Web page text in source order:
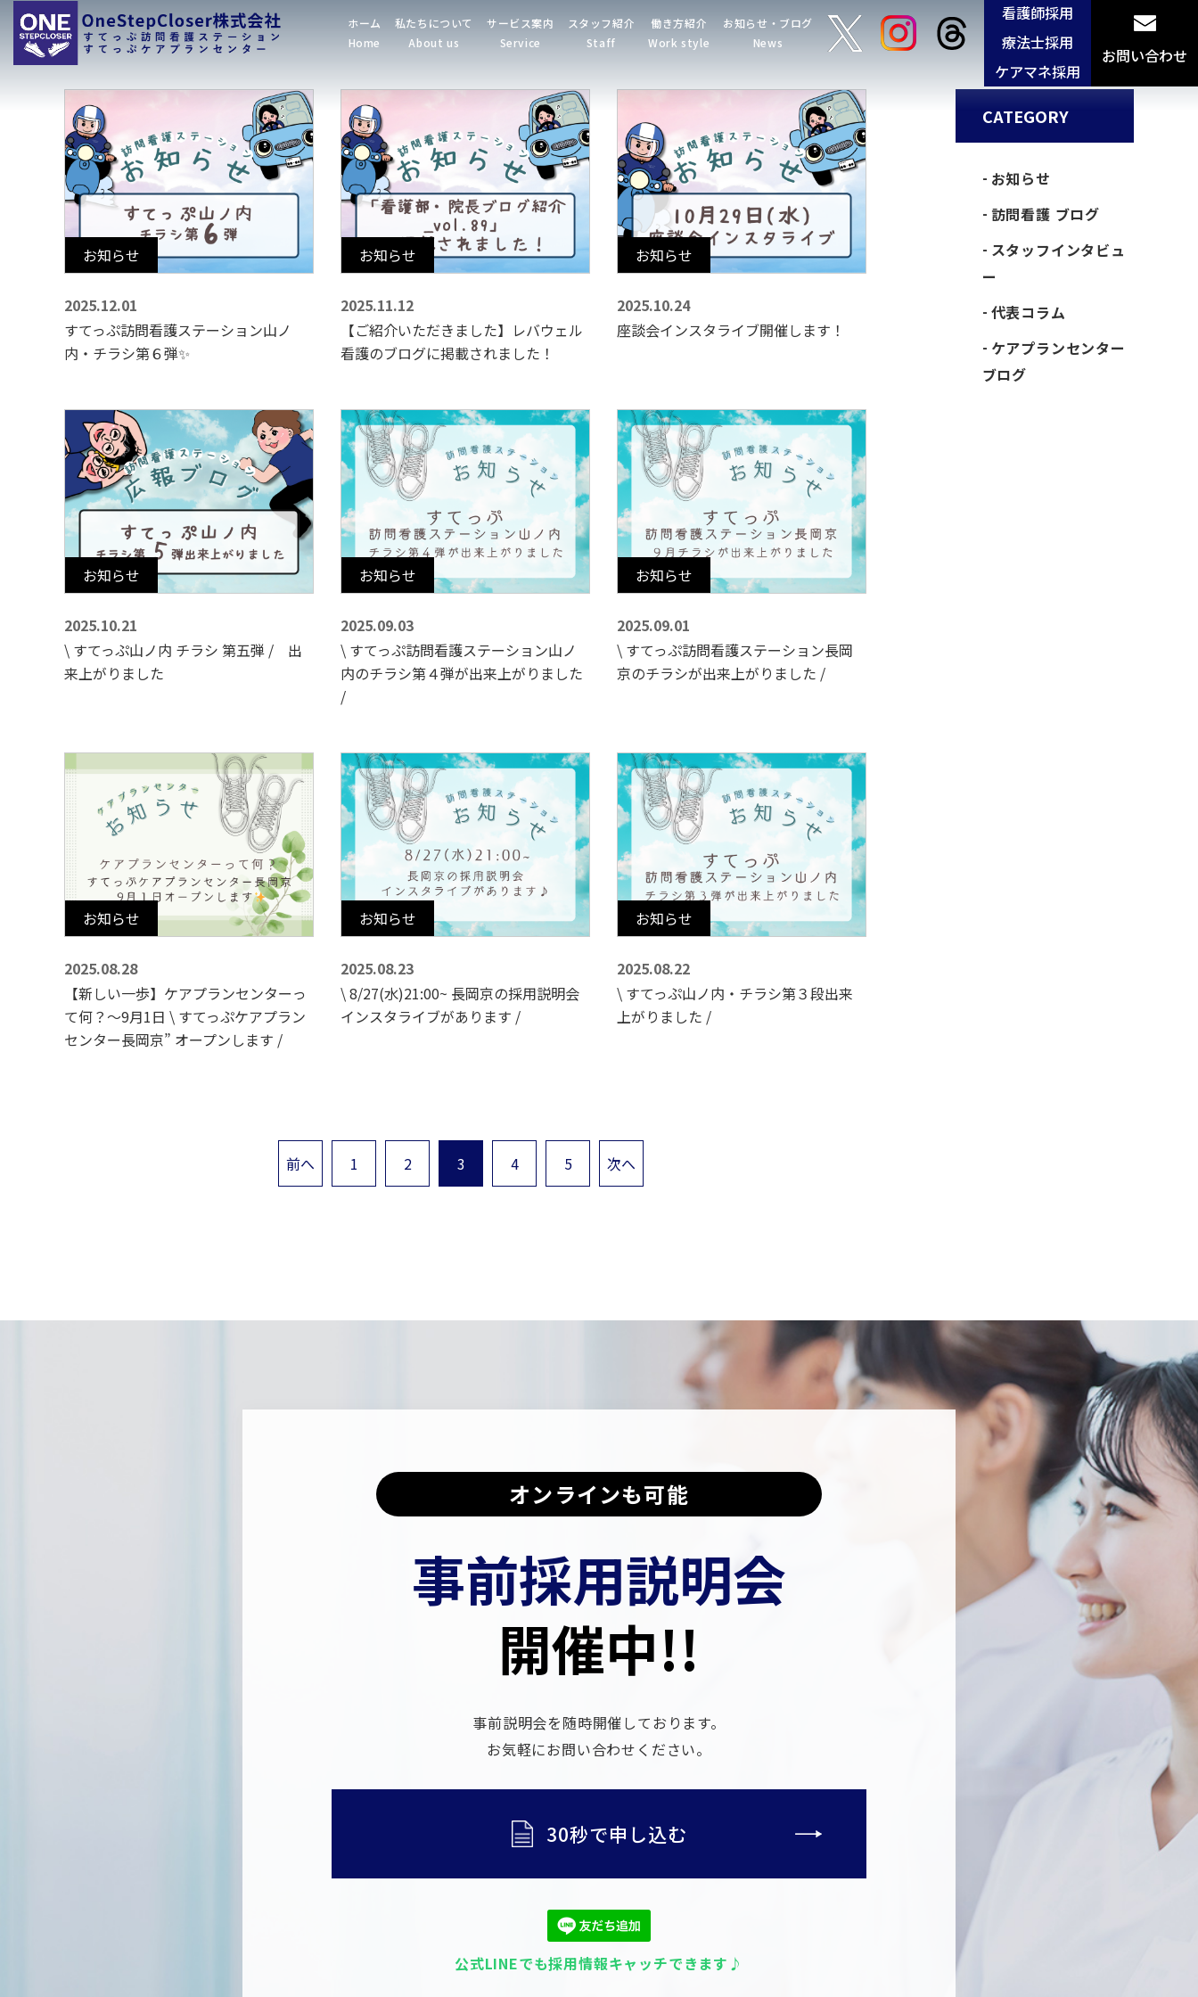
ホーム
Home
私たちについて
About us
サービス案内
Service
スタッフ紹介
Staff
働き方紹介
Work style
お知らせ・ブログ
News
看護師採用
療法士採用
ケアマネ採用
お問い合わせ
お知らせ
2025.12.01
すてっぷ訪問看護ステーション山ノ
内・チラシ第６弾✨
お知らせ
2025.11.12
【ご紹介いただきました】レバウェル
看護のブログに掲載されました！
お知らせ
2025.10.24
座談会インスタライブ開催します！
お知らせ
2025.10.21
\ すてっぷ山ノ内 チラシ 第五弾 / 出
来上がりました
お知らせ
2025.09.03
\ すてっぷ訪問看護ステーション山ノ
内のチラシ第４弾が出来上がりました
/
お知らせ
2025.09.01
\ すてっぷ訪問看護ステーション長岡
京のチラシが出来上がりました /
お知らせ
2025.08.28
【新しい一歩】ケアプランセンターっ
て何？〜9月1日 \ すてっぷケアプラン
センター長岡京” オープンします /
お知らせ
2025.08.23
\ 8/27(水)21:00~ 長岡京の採用説明会
インスタライブがあります /
お知らせ
2025.08.22
\ すてっぷ山ノ内・チラシ第３段出来
上がりました /
前へ 1 2 3 4 5 次へ
CATEGORY
お知らせ
訪問看護 ブログ
スタッフインタビュ
ー
代表コラム
ケアプランセンター
ブログ
オンラインも可能
事前採用説明会
開催中!!
事前説明会を随時開催しております。
​​​​​​​お気軽にお問い合わせください。
30秒で申し込む
公式LINEでも採用情報キャッチできます♪